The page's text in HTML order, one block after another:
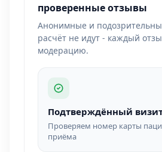
проверенные отзывы
Анонимные и
расчёт не идут - каждый
модерацию.
Подтверждённый
Проверяем номер карты
приёма